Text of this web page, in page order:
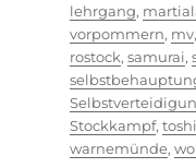
lehrgang,
vorpommern, mv,
rostock, samurai,
Stockkampf,
warnemünde,